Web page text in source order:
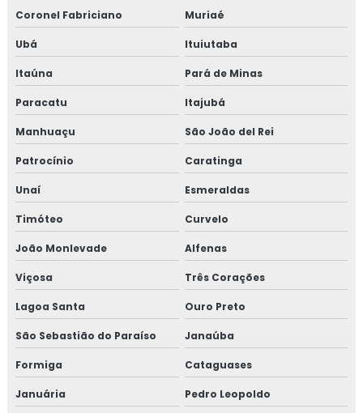
Isolamento térmico para indústria
Isolamento térmico para onshore
Isolamento térmico para refinaria
Isolamento térmico para refinaria de petróleo
Isolamento térmico para steel frame
Isolamento térmico para tanques
Isolamento térmico para tubulação
Isolamento térmico para tubulação de água gelada rj
Coronel Fabriciano Muriaé
Ubá Ituiutaba
Itaúna Pará de Minas
Paracatu Itajubá
Manhuaçu São João del Rei
Patrocínio Caratinga
Unaí Esmeraldas
Timóteo Curvelo
João Monlevade Alfenas
Viçosa Três Corações
Lagoa Santa Ouro Preto
São Sebastião do Paraíso Janaúba
Formiga Cataguases
Januária Pedro Leopoldo